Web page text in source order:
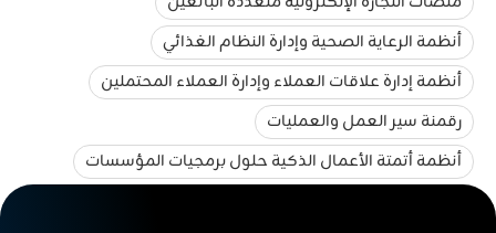
أنظمة الرعاية الصحية وإدارة النظام الغذائي
أنظمة إدارة علاقات العملاء وإدارة العملاء المحتملين
رقمنة سير العمل والعمليات
أنظمة أتمتة الأعمال الذكية حلول برمجيات المؤسسات